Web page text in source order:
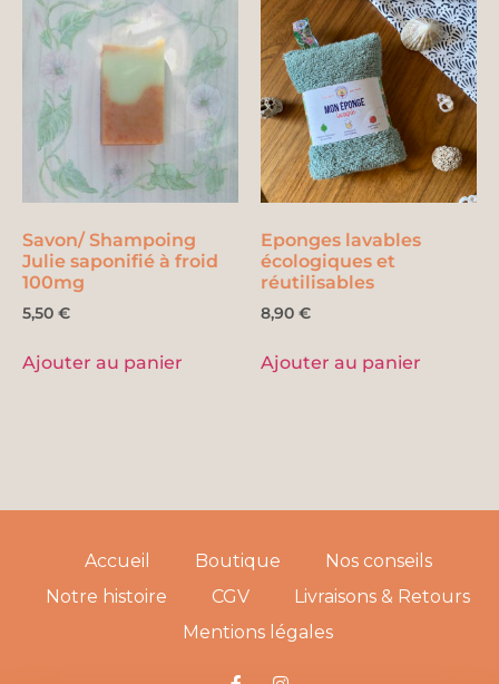
Savon/ Shampoing
Julie saponifié à froid
100mg
5,50 €
Ajouter au panier
Eponges lavables
écologiques et
réutilisables
8,90 €
Ajouter au panier
Accueil Boutique
Nos conseils
Notre histoire
CGV
Livraisons & Retours
Mentions légales